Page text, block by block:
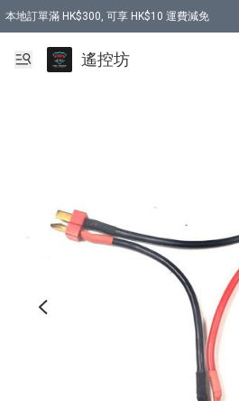
本地訂單滿 HK$300, 可享 HK$10 運費減免
購買 7.6V 6500mah 70C 電池 送 7.6V USB充電器
遙控坊